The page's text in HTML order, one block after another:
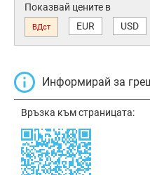
Показвай цените в
ВДст EUR USD
Информирай за
Връзка към страницата: